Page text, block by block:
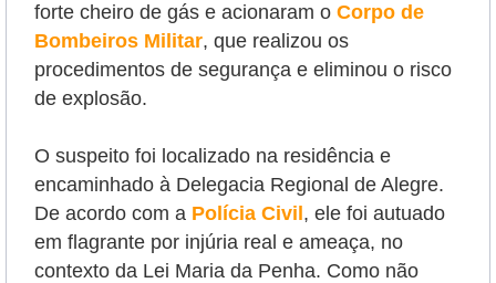
forte cheiro de gás e acionaram o Corpo de
Bombeiros Militar, que realizou os
procedimentos de segurança e eliminou o risco
de explosão.
O suspeito foi localizado na residência e
encaminhado à Delegacia Regional de Alegre.
De acordo com a Polícia Civil , ele foi autuado
em flagrante por injúria real e ameaça, no
contexto da Lei Maria da Penha. Como não